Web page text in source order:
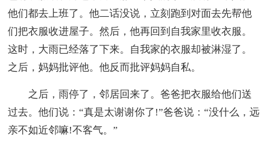
他们都去上班了。他二话没说，立刻跑到对面去先帮他
们把衣服收进屋子。然后，他再回到自我家里收衣服。
这时，大雨已经落了下来。自我家的衣服却被淋湿了。
之后，妈妈批评他。他反而批评妈妈自私。
之后，雨停了，邻居回来了。爸爸把衣服给他们送
过去。他们说：“真是太谢谢你了!”爸爸说：“没什么，远
亲不如近邻嘛!不客气。”